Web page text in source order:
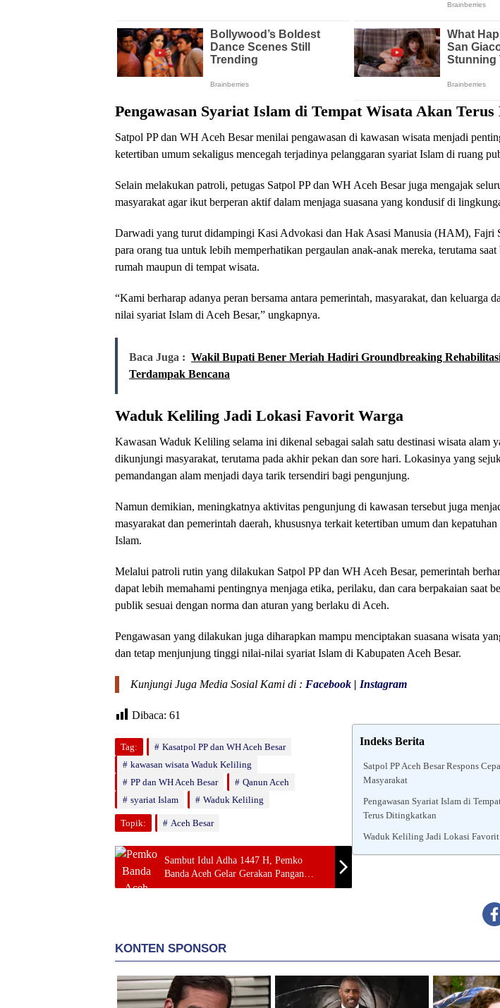
Pengawasan Syariat Islam di Tempat Wisata Akan
Satpol PP dan WH Aceh Besar menilai pengawasan di kawasan wisata menjadi
ketertiban umum sekaligus mencegah terjadinya pelanggaran syariat Islam di ruang
Selain melakukan patroli, petugas Satpol PP dan WH Aceh Besar juga mengajak
masyarakat agar ikut berperan aktif dalam menjaga suasana yang kondusif di
Darwadi yang turut didampingi Kasi Advokasi dan Hak Asasi Manusia (HAM), Fajri
para orang tua untuk lebih memperhatikan pergaulan anak-anak mereka, terutama
rumah maupun di tempat wisata.
“Kami berharap adanya peran bersama antara pemerintah, masyarakat, dan keluarga
nilai syariat Islam di Aceh Besar,” ungkapnya.
Baca Juga : Wakil Bupati Bener Meriah Hadiri Groundbreaking
Terdampak Bencana
Waduk Keliling Jadi Lokasi Favorit Warga
Kawasan Waduk Keliling selama ini dikenal sebagai salah satu destinasi wisata alam
dikunjungi masyarakat, terutama pada akhir pekan dan sore hari. Lokasinya yang
pemandangan alam menjadi daya tarik tersendiri bagi pengunjung.
Namun demikian, meningkatnya aktivitas pengunjung di kawasan tersebut juga
masyarakat dan pemerintah daerah, khususnya terkait ketertiban umum dan kepatuhan
Islam.
Melalui patroli rutin yang dilakukan Satpol PP dan WH Aceh Besar, pemerintah
dapat lebih memahami pentingnya menjaga etika, perilaku, dan cara berpakaian saat
publik sesuai dengan norma dan aturan yang berlaku di Aceh.
Pengawasan yang dilakukan juga diharapkan mampu menciptakan suasana wisata
dan tetap menjunjung tinggi nilai-nilai syariat Islam di Kabupaten Aceh Besar.
Kunjungi Juga Media Sosial Kami di : Facebook | Instagram
Dibaca: 61
Indeks Berita
Satpol PP Aceh Besar Respons
Masyarakat
Pengawasan Syariat Islam di
Terus Ditingkatkan
Waduk Keliling Jadi Lokasi Favorit
Tag:
Kasatpol PP dan WH Aceh Besar
kawasan wisata Waduk Keliling
PP dan WH Aceh Besar
Qanun Aceh
syariat Islam
Waduk Keliling
Topik: Aceh Besar
Sambut Idul Adha 1447 H, Pemko
Banda Aceh Gelar Gerakan Pangan
Murah di Dua Lokasi